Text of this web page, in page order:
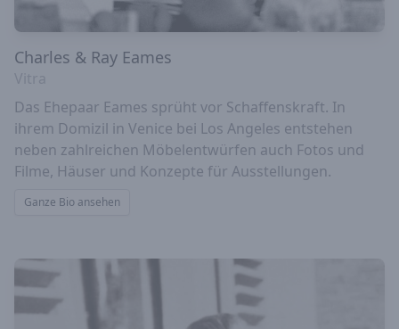
Charles & Ray Eames
Das Ehepaar Eames sprüht vor Schaffenskraft. In
ihrem Domizil in Venice bei Los Angeles entstehen
neben zahlreichen Möbelentwürfen auch Fotos und
Filme, Häuser und Konzepte für Ausstellungen.
Ganze Bio ansehen